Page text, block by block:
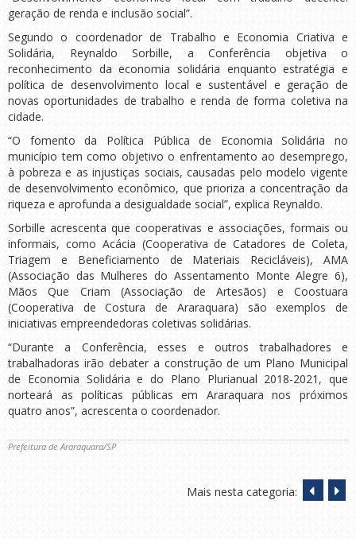
geração de renda e inclusão social”.
Segundo o coordenador de Trabalho e Economia Criativa e
Solidária, Reynaldo Sorbille, a Conferência objetiva o
reconhecimento da economia solidária enquanto estratégia e
política de desenvolvimento local e sustentável e geração de
novas oportunidades de trabalho e renda de forma coletiva na
cidade.
“O fomento da Política Pública de Economia Solidária no
município tem como objetivo o enfrentamento ao desemprego,
à pobreza e as injustiças sociais, causadas pelo modelo vigente
de desenvolvimento econômico, que prioriza a concentração da
riqueza e aprofunda a desigualdade social”, explica Reynaldo.
Sorbille acrescenta que cooperativas e associações, formais ou
informais, como Acácia (Cooperativa de Catadores de Coleta,
Triagem e Beneficiamento de Materiais Recicláveis), AMA
(Associação das Mulheres do Assentamento Monte Alegre 6),
Mãos Que Criam (Associação de Artesãos) e Coostuara
(Cooperativa de Costura de Araraquara) são exemplos de
iniciativas empreendedoras coletivas solidárias.
“Durante a Conferência, esses e outros trabalhadores e
trabalhadoras irão debater a construção de um Plano Municipal
de Economia Solidária e do Plano Plurianual 2018-2021, que
norteará as políticas públicas em Araraquara nos próximos
quatro anos”, acrescenta o coordenador.
Prefeitura de Araraquara/SP
Mais nesta categoria: